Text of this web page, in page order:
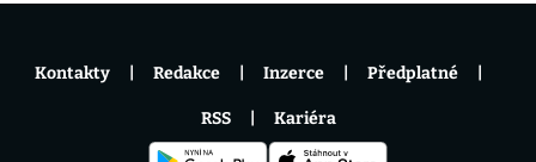
Kontakty Redakce Inzerce Předplatné
RSS Kariéra